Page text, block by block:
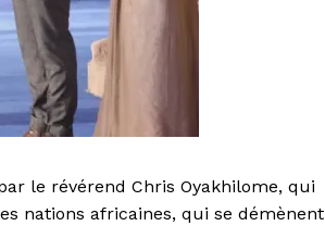
le révérend Chris Oyakhilome, qui
nations africaines, qui se démènent